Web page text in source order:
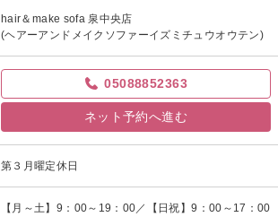
hair＆make sofa 泉中央店
(ヘアーアンドメイクソファーイズミチュウオウテン)
05088852363
ネット予約へ進む
第３月曜定休日
【月～土】9：00～19：00／【日祝】9：00～17：00